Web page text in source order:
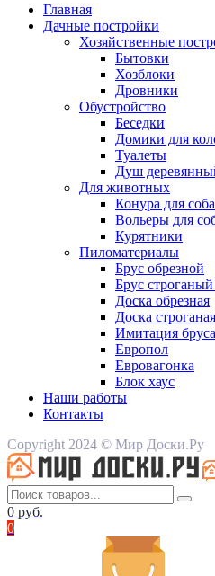
Главная
Дачные постройки
Хозяйственные
Бытовки
Хозблоки
Дровники
Обустройство
Беседки
Домики для
Туалеты
Душ
Для животных
Конура для
Вольеры для
Курятники
Пиломатериалы
Брус обрезной
Брус строганый
Доска обрезная
Доска
Имитация бруса
Европол
Евровагонка
Блок хаус
Наши работы
Контакты
Copyright 2024 © Мир Доски.Ру
0 руб.
0